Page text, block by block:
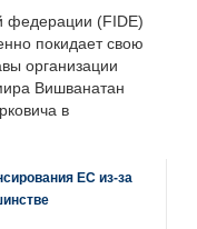
федерации (FIDE)
покидает свою
организации
Вишванатан
в
ЕС из-за